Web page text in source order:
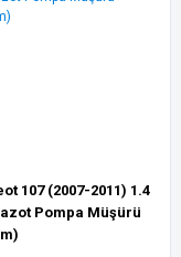
107 (2007-2011) 1.4
Pompa Müşürü